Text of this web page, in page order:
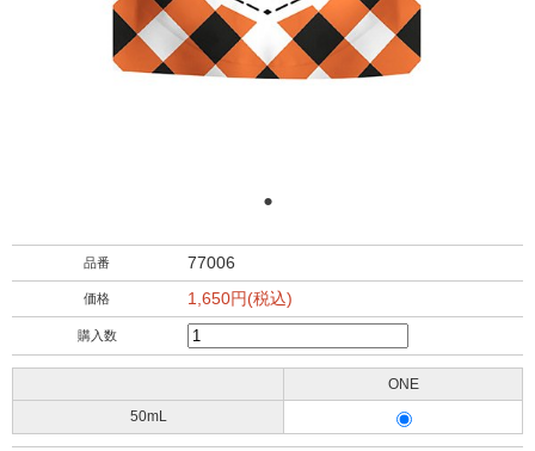
品番 77006
価格 1,650円(税込)
購入数
ONE
50mL